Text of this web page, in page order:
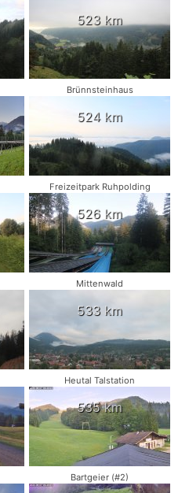
523 km
Brünnsteinhaus
524 km
Freizeitpark Ruhpolding
526 km
Mittenwald
533 km
Heutal Talstation
535 km
Bartgeier (#2)